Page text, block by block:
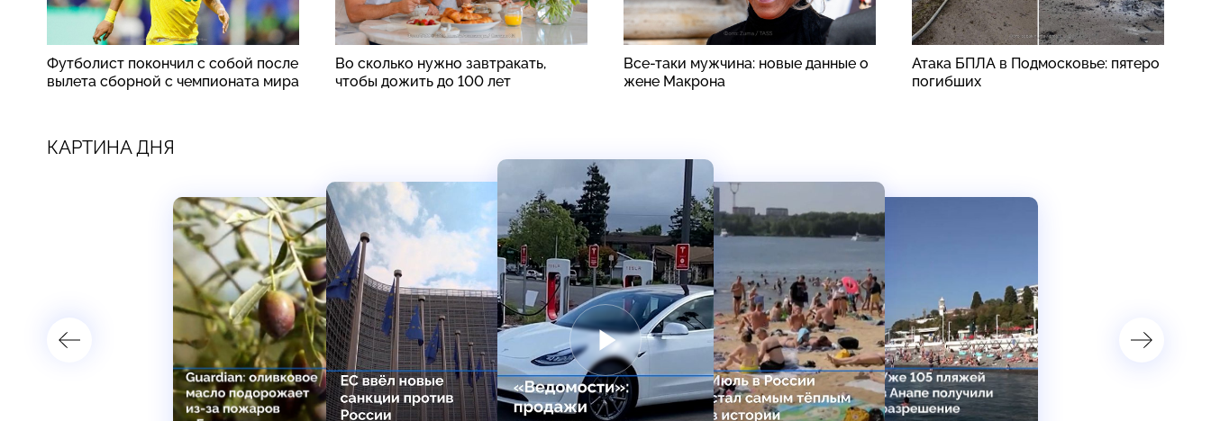
Футболист покончил с собой после
вылета сборной с чемпионата мира
Во сколько нужно завтракать,
чтобы дожить до 100 лет
Все-таки мужчина: новые данные о
жене Макрона
Атака БПЛА в Подмосковье: пятеро
погибших
КАРТИНА ДНЯ